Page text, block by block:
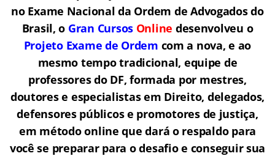
no Exame Nacional da Ordem de Advogados do
Brasil, o Gran Cursos Online desenvolveu o
Projeto Exame de Ordem com a nova, e ao
mesmo tempo tradicional, equipe de
professores do DF, formada por mestres,
doutores e especialistas em Direito, delegados,
defensores públicos e promotores de justiça,
em método online que dará o respaldo para
você se preparar para o desafio e conseguir sua